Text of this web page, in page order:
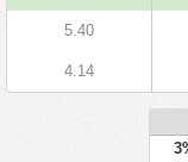
5.40
4.14